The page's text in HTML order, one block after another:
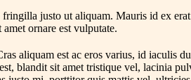
justo ut aliquam. Mauris id ex
ornare est vulputate.
aliquam est ac eros varius, id iaculis
blandit sit amet tristique vel, lacinia